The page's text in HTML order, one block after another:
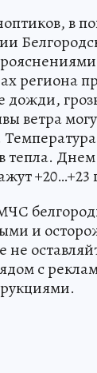
в
региона
дожди,
ветра
тепла.
+20…+23
и
не
с